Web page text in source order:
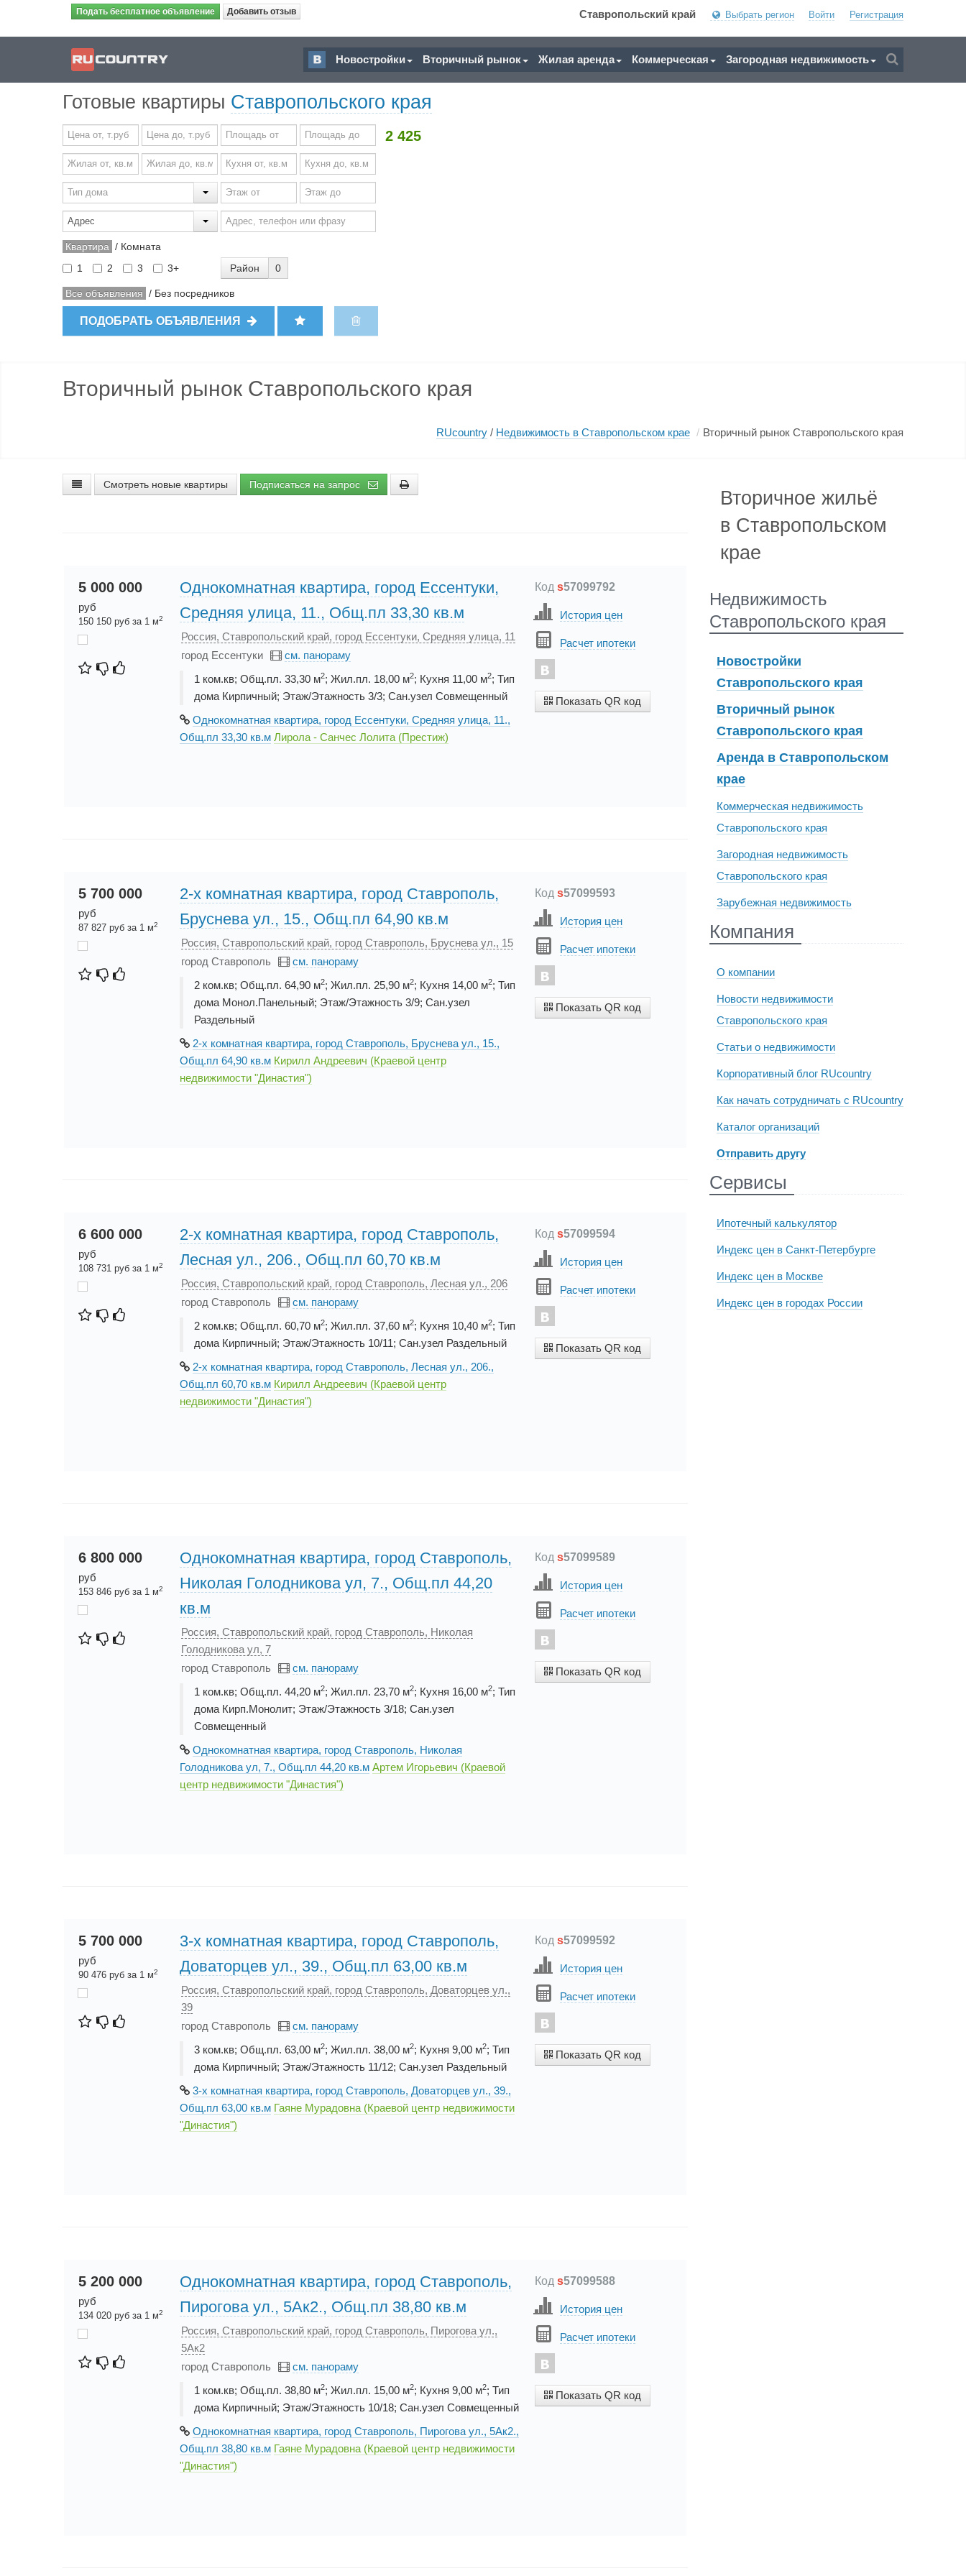
Подать бесплатное объявление Добавить отзыв Ставропольский край Выбрать регион Войти Регистрация
Новостройки Вторичный рынок Жилая аренда Коммерческая Загородная недвижимость
Готовые квартиры Ставропольского края
2 425
Квартира / Комната
1
2 3 3+ Район 0
Все объявления / Без посредников
ПОДОБРАТЬ ОБЪЯВЛЕНИЯ
Вторичный рынок Ставропольского края
RUcountry / Недвижимость в Ставропольском крае / Вторичный рынок Ставропольского края
Смотреть новые квартиры Подписаться на запрос
5 000 000
руб
150 150 руб за 1 м2
Однокомнатная квартира, город Ессентуки,
Средняя улица, 11., Общ.пл 33,30 кв.м
Россия, Ставропольский край, город Ессентуки, Средняя улица, 11
город Ессентуки
см. панораму
1 ком.кв; Общ.пл. 33,30 м2; Жил.пл. 18,00 м2; Кухня 11,00 м2; Тип
дома Кирпичный; Этаж/Этажность 3/3; Сан.узел Совмещенный
Однокомнатная квартира, город Ессентуки, Средняя улица, 11.,
Общ.пл 33,30 кв.м Лирола - Санчес Лолита (Престиж)
Кодs57099792
История цен
Расчет ипотеки
Показать QR код
5 700 000
руб
87 827 руб за 1 м2
2-х комнатная квартира, город Ставрополь,
Бруснева ул., 15., Общ.пл 64,90 кв.м
Россия, Ставропольский край, город Ставрополь, Бруснева ул., 15
город Ставрополь
см. панораму
2 ком.кв; Общ.пл. 64,90 м2; Жил.пл. 25,90 м2; Кухня 14,00 м2; Тип
дома Монол.Панельный; Этаж/Этажность 3/9; Сан.узел
Раздельный
2-х комнатная квартира, город Ставрополь, Бруснева ул., 15.,
Общ.пл 64,90 кв.м Кирилл Андреевич (Краевой центр
недвижимости "Династия")
Кодs57099593
История цен
Расчет ипотеки
Показать QR код
6 600 000
руб
108 731 руб за 1 м2
2-х комнатная квартира, город Ставрополь,
Лесная ул., 206., Общ.пл 60,70 кв.м
Россия, Ставропольский край, город Ставрополь, Лесная ул., 206
город Ставрополь
см. панораму
2 ком.кв; Общ.пл. 60,70 м2; Жил.пл. 37,60 м2; Кухня 10,40 м2; Тип
дома Кирпичный; Этаж/Этажность 10/11; Сан.узел Раздельный
2-х комнатная квартира, город Ставрополь, Лесная ул., 206.,
Общ.пл 60,70 кв.м Кирилл Андреевич (Краевой центр
недвижимости "Династия")
Кодs57099594
История цен
Расчет ипотеки
Показать QR код
6 800 000
руб
153 846 руб за 1 м2
Однокомнатная квартира, город Ставрополь,
Николая Голодникова ул, 7., Общ.пл 44,20
кв.м
Россия, Ставропольский край, город Ставрополь, Николая
Голодникова ул, 7
город Ставрополь
см. панораму
1 ком.кв; Общ.пл. 44,20 м2; Жил.пл. 23,70 м2; Кухня 16,00 м2; Тип
дома Кирп.Монолит; Этаж/Этажность 3/18; Сан.узел
Совмещенный
Однокомнатная квартира, город Ставрополь, Николая
Голодникова ул, 7., Общ.пл 44,20 кв.м Артем Игорьевич (Краевой
центр недвижимости "Династия")
Кодs57099589
История цен
Расчет ипотеки
Показать QR код
5 700 000
руб
90 476 руб за 1 м2
3-х комнатная квартира, город Ставрополь,
Доваторцев ул., 39., Общ.пл 63,00 кв.м
Россия, Ставропольский край, город Ставрополь, Доваторцев ул.,
39
город Ставрополь
см. панораму
3 ком.кв; Общ.пл. 63,00 м2; Жил.пл. 38,00 м2; Кухня 9,00 м2; Тип
дома Кирпичный; Этаж/Этажность 11/12; Сан.узел Раздельный
3-х комнатная квартира, город Ставрополь, Доваторцев ул., 39.,
Общ.пл 63,00 кв.м Гаяне Мурадовна (Краевой центр недвижимости
"Династия")
Кодs57099592
История цен
Расчет ипотеки
Показать QR код
5 200 000
руб
134 020 руб за 1 м2
Однокомнатная квартира, город Ставрополь,
Пирогова ул., 5Ак2., Общ.пл 38,80 кв.м
Россия, Ставропольский край, город Ставрополь, Пирогова ул.,
5Ак2
город Ставрополь
см. панораму
1 ком.кв; Общ.пл. 38,80 м2; Жил.пл. 15,00 м2; Кухня 9,00 м2; Тип
дома Кирпичный; Этаж/Этажность 10/18; Сан.узел Совмещенный
Однокомнатная квартира, город Ставрополь, Пирогова ул., 5Ак2.,
Общ.пл 38,80 кв.м Гаяне Мурадовна (Краевой центр недвижимости
"Династия")
Кодs57099588
История цен
Расчет ипотеки
Показать QR код
Вторичное жильё
в Ставропольском
крае
Недвижимость
Ставропольского края
Новостройки
Ставропольского края
Вторичный рынок
Ставропольского края
Аренда в Ставропольском
крае
Коммерческая недвижимость
Ставропольского края
Загородная недвижимость
Ставропольского края
Зарубежная недвижимость
Компания
О компании
Новости недвижимости
Ставропольского края
Статьи о недвижимости
Корпоративный блог RUcountry
Как начать сотрудничать с RUcountry
Каталог организаций
Отправить другу
Сервисы
Ипотечный калькулятор
Индекс цен в Санкт-Петербурге
Индекс цен в Москве
Индекс цен в городах России